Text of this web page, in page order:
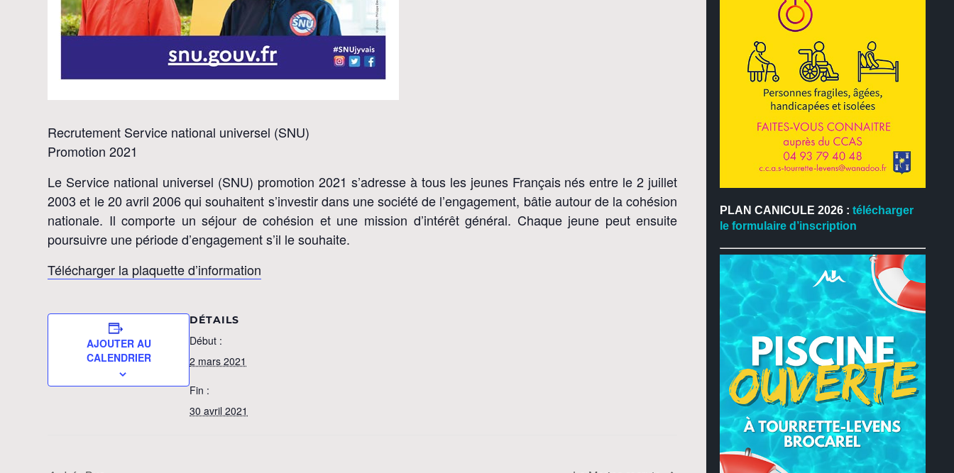
Recrutement Service national universel (SNU)
Promotion 2021
Le Service national universel (SNU) promotion 2021 s’adresse à tous les jeunes Français nés entre le 2 juillet
2003 et le 20 avril 2006 qui souhaitent s’investir dans une société de l’engagement, bâtie autour de la cohésion
nationale. Il comporte un séjour de cohésion et une mission d’intérêt général. Chaque jeune peut ensuite
poursuivre une période d’engagement s’il le souhaite.
Télécharger la plaquette d’information
AJOUTER AU
CALENDRIER
DÉTAILS
Début :
2 mars 2021
Fin :
30 avril 2021
PLAN CANICULE 2026 : télécharger
le formulaire d’inscription